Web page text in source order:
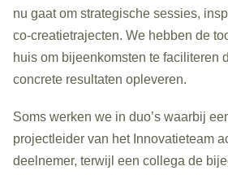
nu gaat om strategische sessies,
co-creatietrajecten. We hebben de
huis om bijeenkomsten te faciliteren
concrete resultaten opleveren.
Soms werken we in duo’s waarbij
projectleider van het Innovatieteam
deelnemer, terwijl een collega de